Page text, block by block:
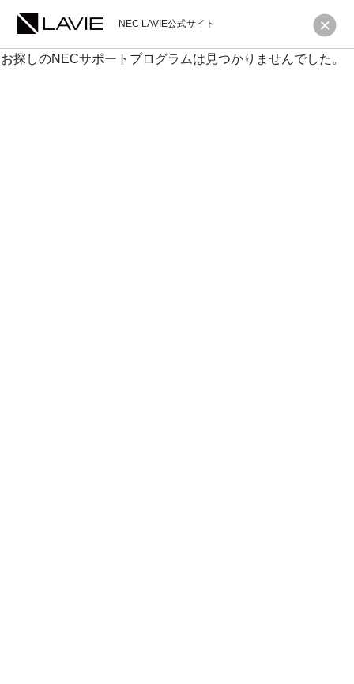
NEC LAVIE公式サイト
お探しのNECサポートプログラムは見つかりませんでした。